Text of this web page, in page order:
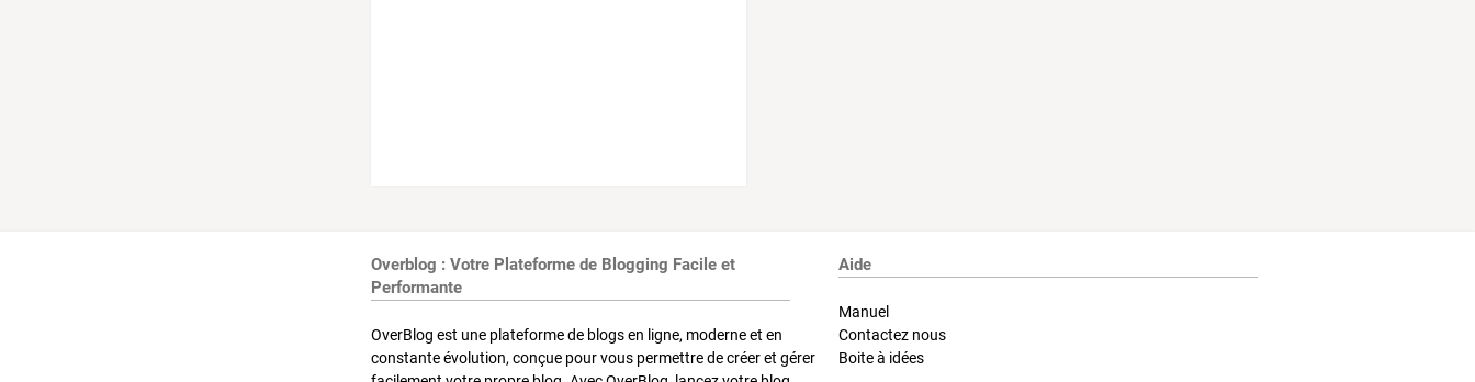
Overblog : Votre Plateforme de Blogging Facile et
Performante
OverBlog est une plateforme de blogs en ligne, moderne et en
constante évolution, conçue pour vous permettre de créer et gérer
Aide
Manuel
Contactez nous
Boite à idées